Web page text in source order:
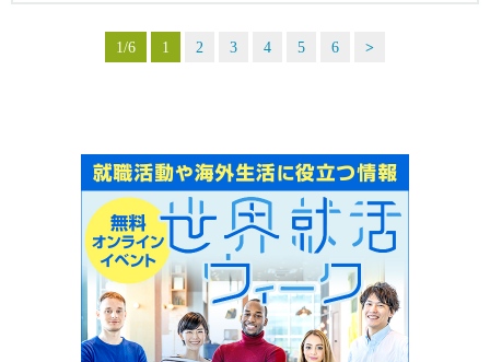
1/6 1 2 3 4 5 6 >